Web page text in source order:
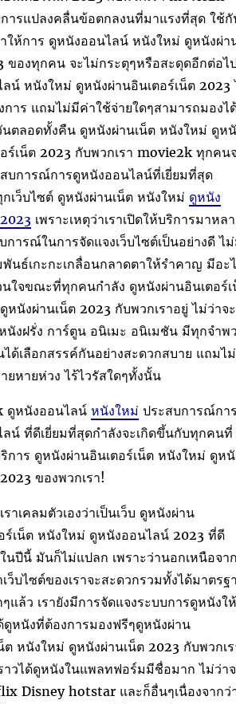
ารแปลงคลื่นข้อตกลงนที่มาแรงที่สุด ใช้
ให้การ ดูหนังออนไลน์ หนังใหม่ ดูหนังผ่า
ของทุกคน จะไม่กระตุๆหรือสะดุดอีกต่อไ
น์ หนังใหม่ ดูหนังผ่านอินเตอร์เน็ต 2023
าร แถมไม่มีค่าใช้จ่ายใดๆสามารถมองไ
ตลอดทั้งคืน ดูหนังผ่านเน็ต หนังใหม่ ดูห
ร์เน็ต 2023 กับพวกเรา movie2k ทุกคน
บการณ์การดูหนังออนไลน์ที่เยี่ยมที่สุด
เว็บไซต์ ดูหนังผ่านเน็ต หนังใหม่ ดูหนัง
เพราะเหตุว่าเราเปิดให้บริการมาหล
การณ์ในการจัดแจงเว็บไซต์เป็นอย่างดี ไ
นธ์เกะกะเกลื่อนกลาดตาให้รำคาญ มีอะ
ใจขณะที่ทุกคนกำลัง ดูหนังผ่านอินเตอร์เ
หนังผ่านเน็ต 2023 กับพวกเราอยู่ ไม่ว่าจะ
นังฝรั่ง การ์ตูน อนิเมะ อนิเมชัน มีทุกจำพ
ด้เลือกสรรค์กันอย่างสะดวกสบาย แถมไม่
ยหายห่วง ไร้ไวรัสใดๆทั้งนั้น
ดูหนังออนไลน์ หนังใหม่ ประสบการณ์กา
น์ ที่ดีเยี่ยมที่สุดกำลังจะเกิดขึ้นกับทุกคนที่
การ ดูหนังผ่านอินเตอร์เน็ต หนังใหม่ ดูหนั
ของพวกเรา!
ราเคลมตัวเองว่าเป็นเว็บ ดูหนังผ่าน
ร์เน็ต หนังใหม่ ดูหนังออนไลน์ 2023 ที่ดี
นปีนี้ มันก็ไม่แปลก เพราะว่านอกเหนือจาก
ว็บไซต์ของเราจะสะดวกรวมทั้งได้มาตรฐ
แล้ว เรายังมีการจัดแจงระบบการดูหนังให้
หนังที่ต้องการมองฟรีๆดูหนังผ่าน
ต หนังใหม่ ดูหนังผ่านเน็ต 2023 กับพวกเร
วได้ดูหนังในแพลทฟอร์มมีชื่อมาก ไม่ว่า
Disney hotstar และก็อื่นๆเนื่องจากว่